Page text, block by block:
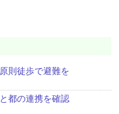
則徒歩で避難を
都の連携を確認